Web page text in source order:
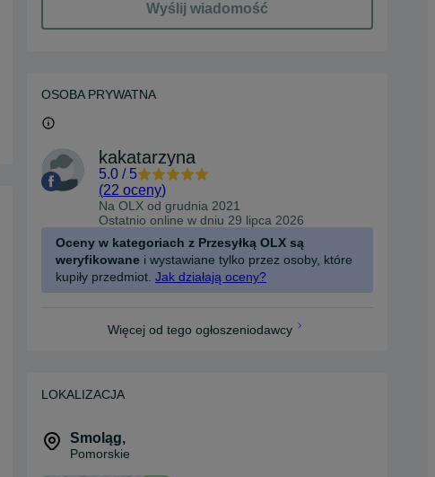
Wyślij wiadomość
OSOBA PRYWATNA
kakatarzyna
5.0 / 5
(22 oceny)
Na OLX od grudnia 2021
Ostatnio online w dniu 29 lipca 2026
Oceny w kategoriach z Przesyłką OLX są
weryfikowane i wystawiane tylko przez osoby, które
kupiły przedmiot. Jak działają oceny?
Więcej od tego ogłoszeniodawcy
LOKALIZACJA
Smoląg,
Pomorskie